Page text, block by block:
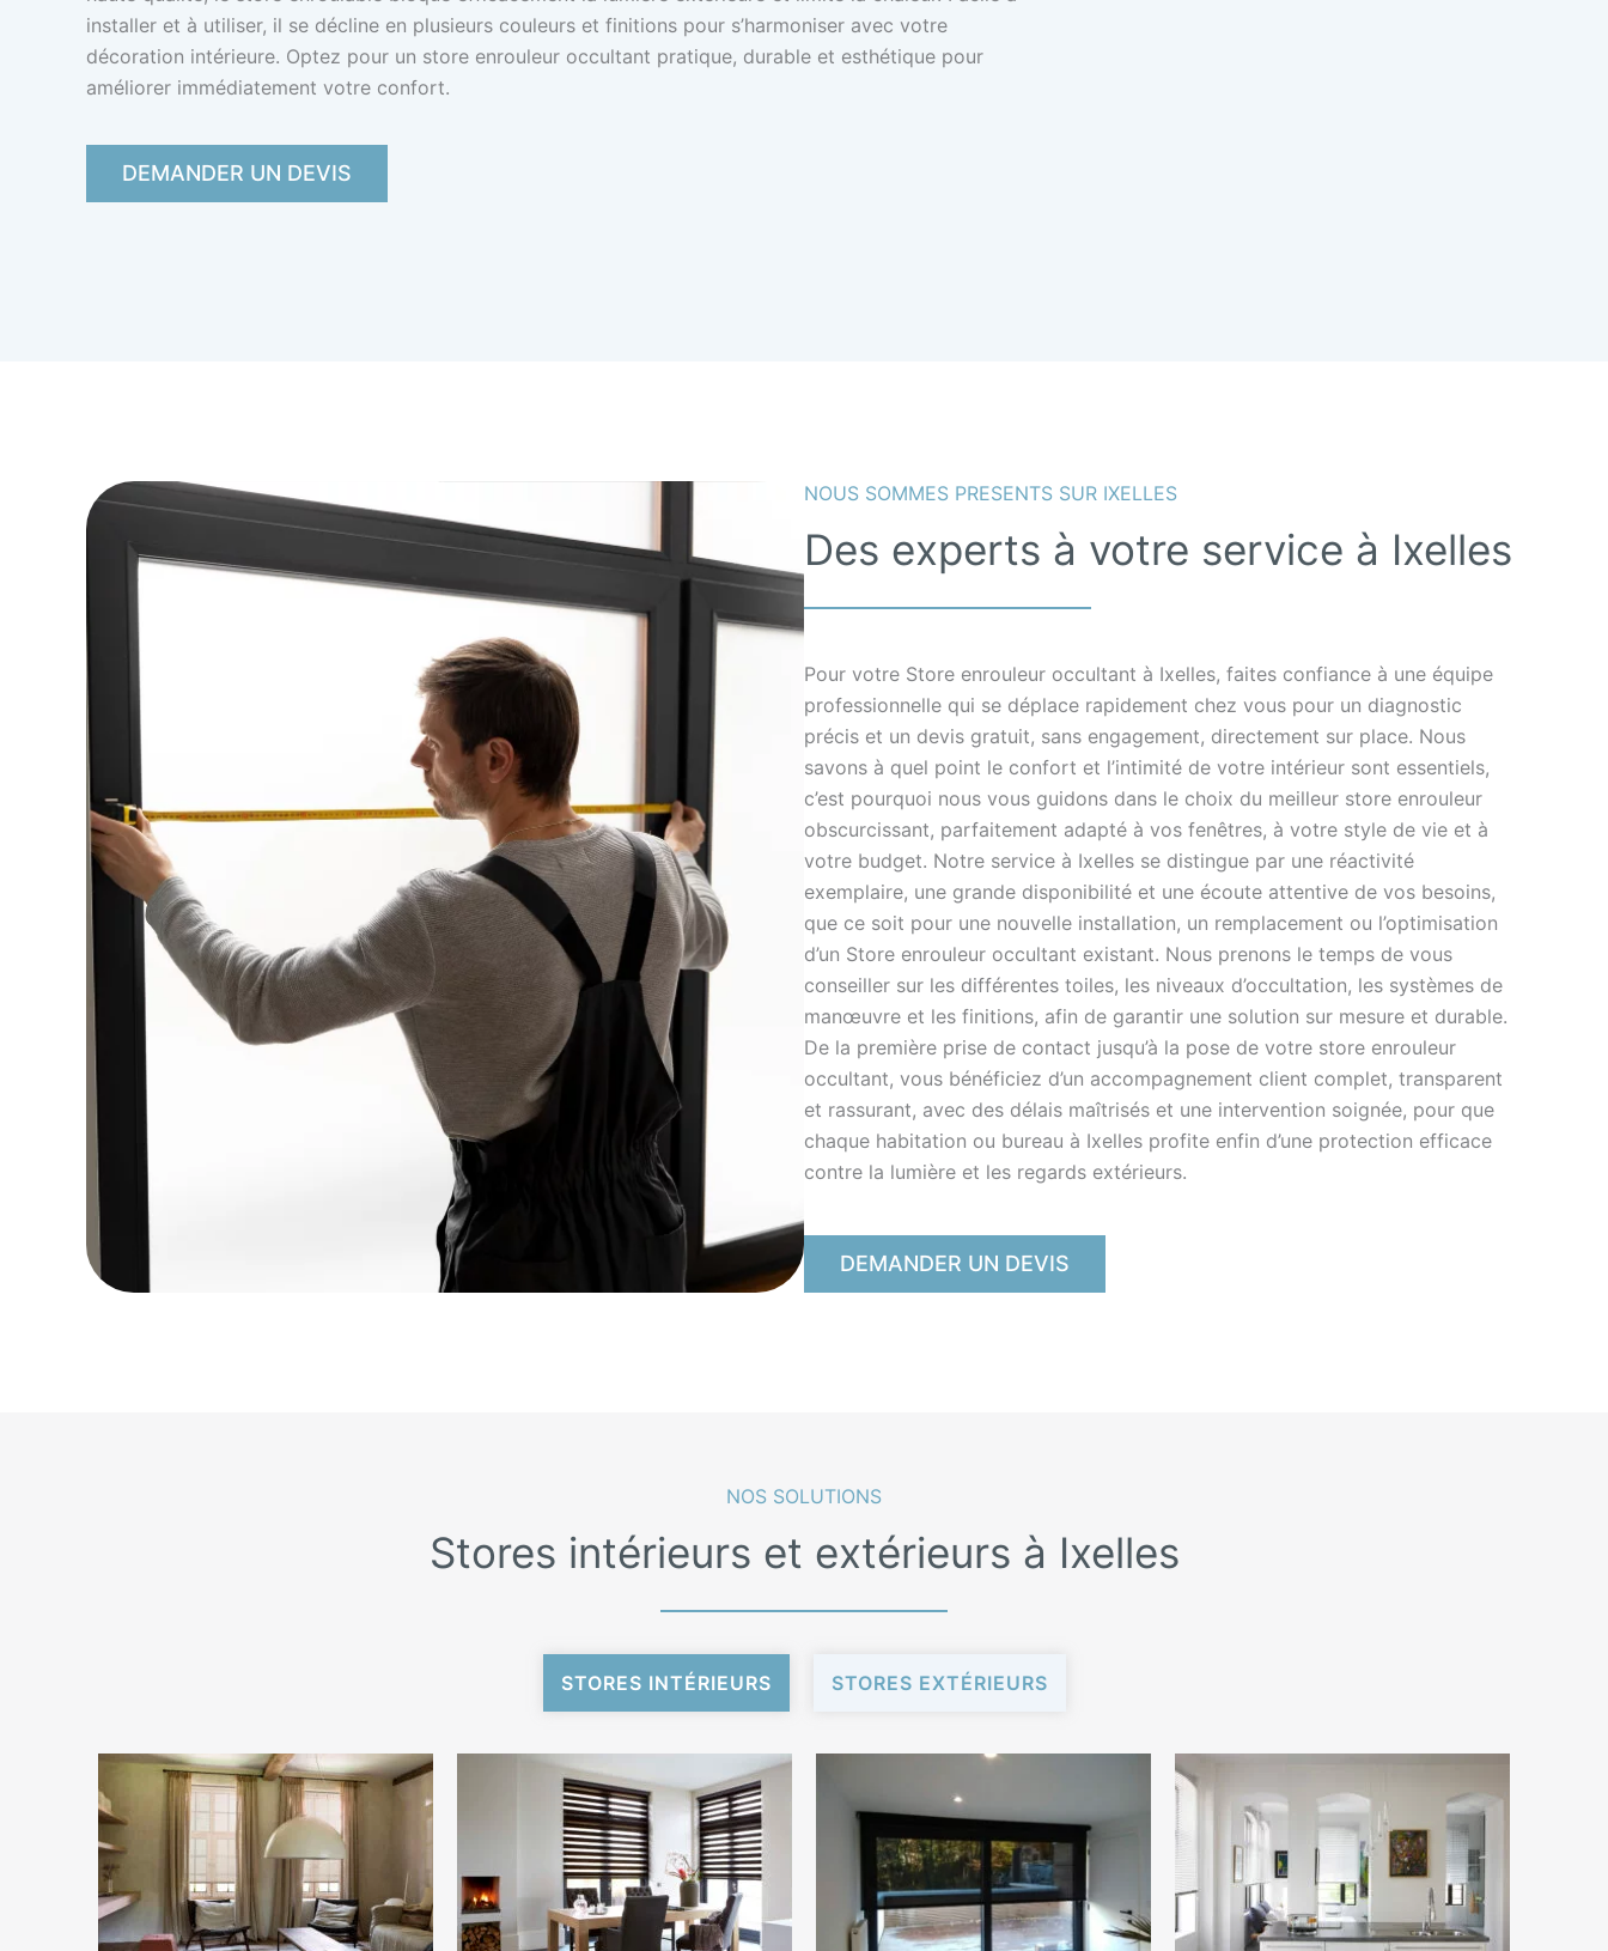
installer et à utiliser, il se décline en plusieurs couleurs et finitions pour s’harmoniser avec votre
décoration intérieure. Optez pour un store enrouleur occultant pratique, durable et esthétique pour
améliorer immédiatement votre confort.
DEMANDER UN DEVIS
NOUS SOMMES PRESENTS SUR IXELLES
Des experts à votre service à Ixelles
Pour votre Store enrouleur occultant à Ixelles, faites confiance à une équipe
professionnelle qui se déplace rapidement chez vous pour un diagnostic
précis et un devis gratuit, sans engagement, directement sur place. Nous
savons à quel point le confort et l’intimité de votre intérieur sont essentiels,
c’est pourquoi nous vous guidons dans le choix du meilleur store enrouleur
obscurcissant, parfaitement adapté à vos fenêtres, à votre style de vie et à
votre budget. Notre service à Ixelles se distingue par une réactivité
exemplaire, une grande disponibilité et une écoute attentive de vos besoins,
que ce soit pour une nouvelle installation, un remplacement ou l’optimisation
d’un Store enrouleur occultant existant. Nous prenons le temps de vous
conseiller sur les différentes toiles, les niveaux d’occultation, les systèmes de
manœuvre et les finitions, afin de garantir une solution sur mesure et durable.
De la première prise de contact jusqu’à la pose de votre store enrouleur
occultant, vous bénéficiez d’un accompagnement client complet, transparent
et rassurant, avec des délais maîtrisés et une intervention soignée, pour que
chaque habitation ou bureau à Ixelles profite enfin d’une protection efficace
contre la lumière et les regards extérieurs.
DEMANDER UN DEVIS
NOS SOLUTIONS
Stores intérieurs et extérieurs à Ixelles
STORES INTÉRIEURS STORES EXTÉRIEURS